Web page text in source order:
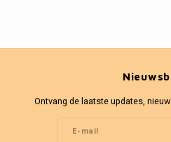
Ontvang de laatste updates,